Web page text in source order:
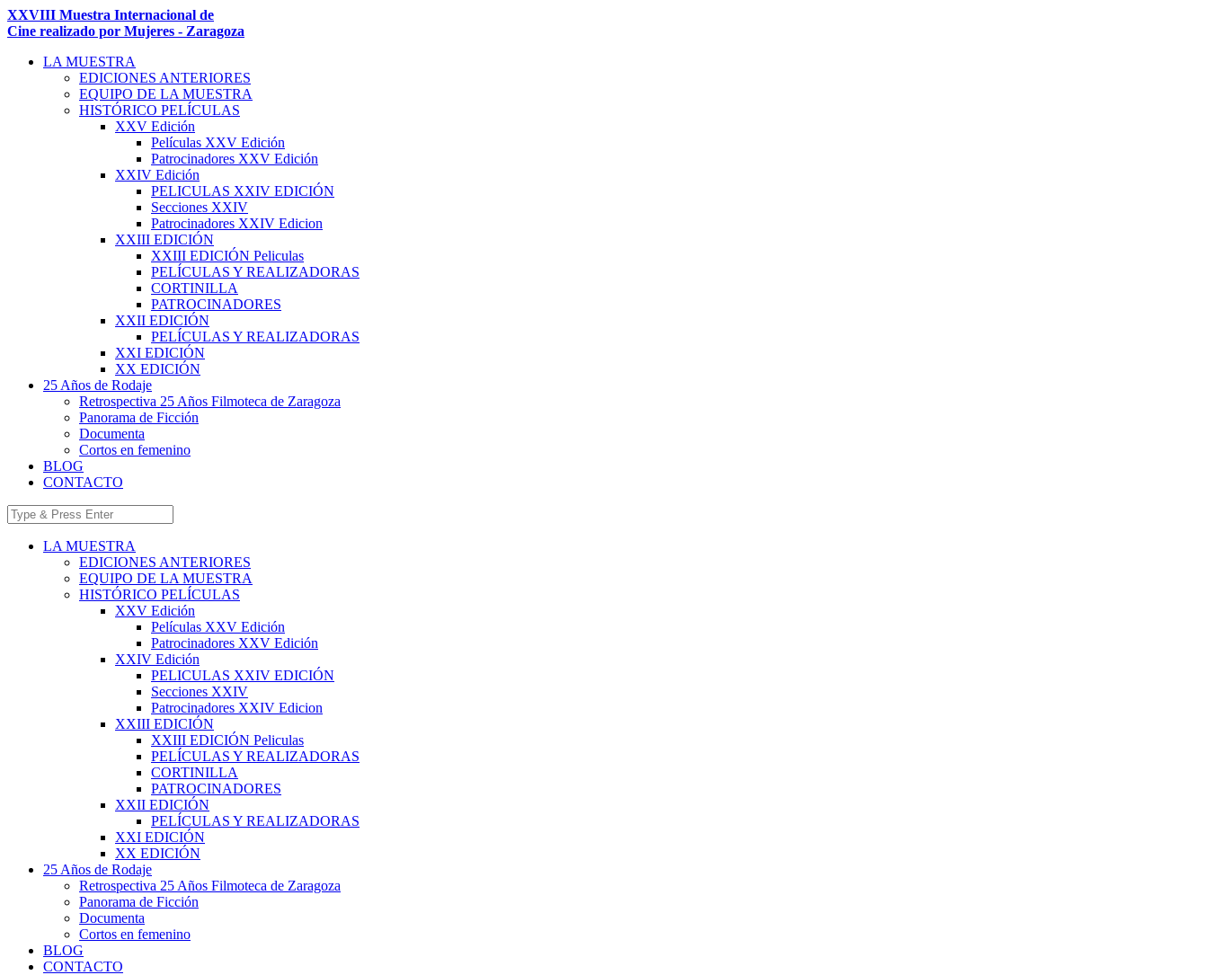
XXVIII Muestra Internacional de
Cine realizado por Mujeres - Zaragoza
LA MUESTRA
EDICIONES ANTERIORES
EQUIPO DE LA MUESTRA
HISTÓRICO PELÍCULAS
XXV Edición
Películas XXV Edición
Patrocinadores XXV Edición
XXIV Edición
PELICULAS XXIV EDICIÓN
Secciones XXIV
Patrocinadores XXIV Edicion
XXIII EDICIÓN
XXIII EDICIÓN Peliculas
PELÍCULAS Y REALIZADORAS
CORTINILLA
PATROCINADORES
XXII EDICIÓN
PELÍCULAS Y REALIZADORAS
XXI EDICIÓN
XX EDICIÓN
25 Años de Rodaje
Retrospectiva 25 Años Filmoteca de Zaragoza
Panorama de Ficción
Documenta
Cortos en femenino
BLOG
CONTACTO
LA MUESTRA
EDICIONES ANTERIORES
EQUIPO DE LA MUESTRA
HISTÓRICO PELÍCULAS
XXV Edición
Películas XXV Edición
Patrocinadores XXV Edición
XXIV Edición
PELICULAS XXIV EDICIÓN
Secciones XXIV
Patrocinadores XXIV Edicion
XXIII EDICIÓN
XXIII EDICIÓN Peliculas
PELÍCULAS Y REALIZADORAS
CORTINILLA
PATROCINADORES
XXII EDICIÓN
PELÍCULAS Y REALIZADORAS
XXI EDICIÓN
XX EDICIÓN
25 Años de Rodaje
Retrospectiva 25 Años Filmoteca de Zaragoza
Panorama de Ficción
Documenta
Cortos en femenino
BLOG
CONTACTO